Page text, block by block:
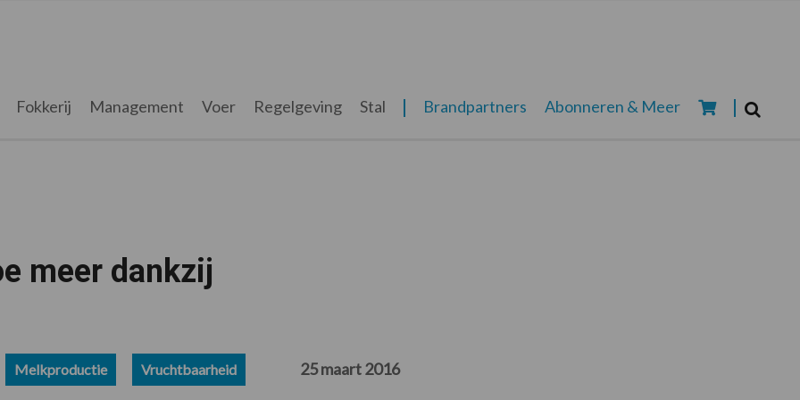
Fokkerij Management Voer Regelgeving Stal Brandpartners Abonneren & Meer
meer dankzij
Melkproductie Vruchtbaarheid 25 maart 2016